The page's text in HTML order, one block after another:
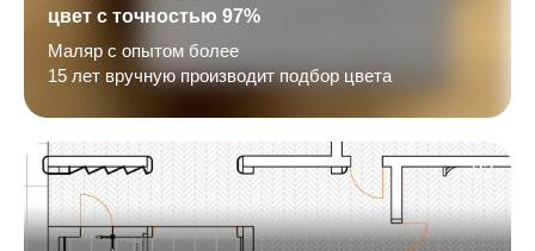
цвет с точностью 97%
Маляр с опытом более
15 лет вручную производит подбор цвета
02